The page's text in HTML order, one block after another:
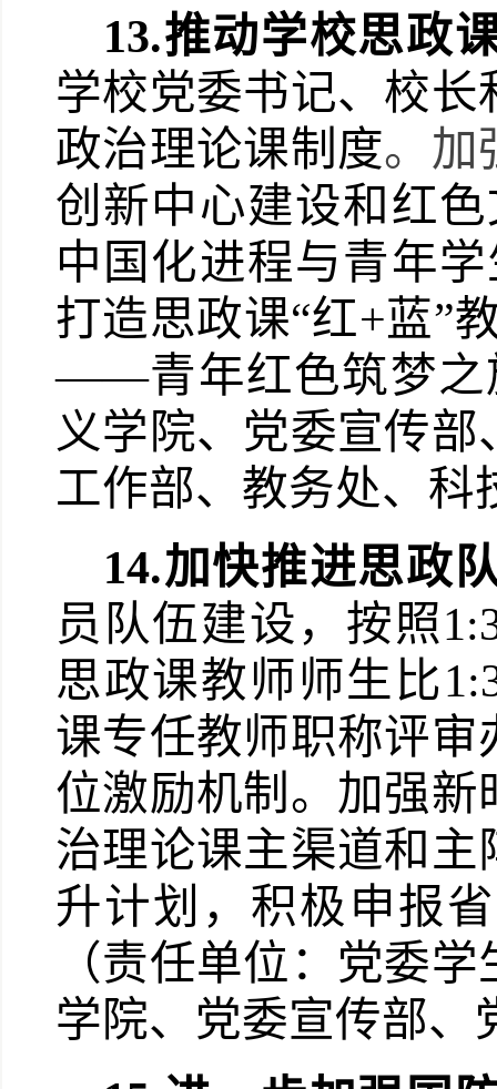
13.推动学校思政
学校党委书记、校
政治理论课制度。加
创新中心建设和红
中国化进程与青年
打造思政课“红+蓝”
——青年红色筑梦之
义学院、党委宣传
工作部、教务处、科
14.加快推进思政
员队伍建设，按照
思政课教师师生比
课专任教师职称评
位激励机制。加强
治理论课主渠道和
升计划，积极申报
（责任单位：党委
学院、党委宣传部、